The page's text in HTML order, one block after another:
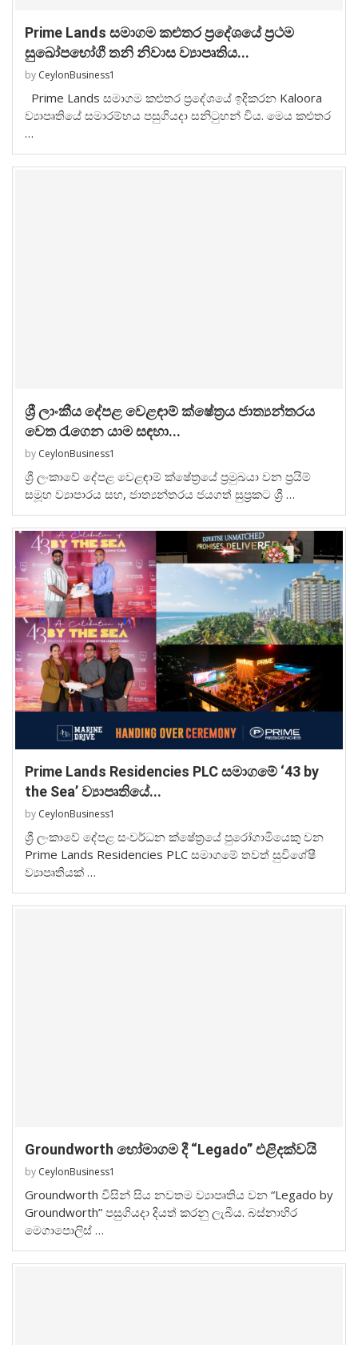
Prime Lands සමාගම කළුතර ප්‍රදේශයේ ප්‍රථම
සුඛෝපභෝගී තනි නිවාස ව්‍යාපෘතිය...
by CeylonBusiness1
Prime Lands සමාගම කළුතර ප්‍රදේශයේ ඉදිකරන Kaloora
ව්‍යාපෘතියේ සමාරම්භය පසුගියදා සනිටුහන් විය. මෙය කළුතර
…
ශ්‍රී ලාංකීය දේපළ වෙළඳාම් ක්ෂේත්‍රය ජාත්‍යන්තරය
වෙත රැගෙන යාම සඳහා...
by CeylonBusiness1
ශ්‍රී ලංකාවේ දේපළ වෙළඳාම් ක්ෂේත්‍රයේ ප්‍රමුඛයා වන ප්‍රයිම්
සමූහ ව්‍යාපාරය සහ, ජාත්‍යන්තරය ජයගත් සුප්‍රකට ශ්‍රී …
Prime Lands Residencies PLC සමාගමේ ‘43 by
the Sea’ ව්‍යාපෘතියේ...
by CeylonBusiness1
ශ්‍රී ලංකාවේ දේපළ සංවර්ධන ක්ෂේත්‍රයේ පුරෝගාමියෙකු වන
Prime Lands Residencies PLC සමාගමේ තවත් සුවිශේෂී
ව්‍යාපෘතියක් …
Groundworth හෝමාගම දී “Legado” එළිදක්වයි
by CeylonBusiness1
Groundworth විසින් සිය නවතම ව්‍යාපෘතිය වන “Legado by
Groundworth” පසුගියදා දියත් කරනු ලැබීය. බස්නාහිර
මෙගාපොලිස් …